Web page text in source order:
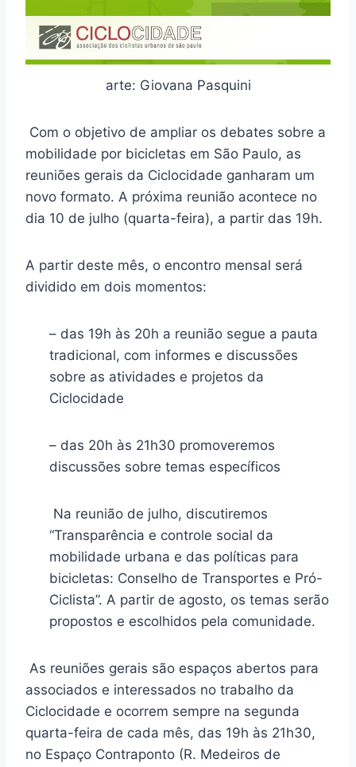
arte: Giovana Pasquini
Com o objetivo de ampliar os debates sobre a
mobilidade por bicicletas em São Paulo, as
reuniões gerais da Ciclocidade ganharam um
novo formato. A próxima reunião acontece no
dia 10 de julho (quarta-feira), a partir das 19h.
A partir deste mês, o encontro mensal será
dividido em dois momentos:
– das 19h às 20h a reunião segue a pauta
tradicional, com informes e discussões
sobre as atividades e projetos da
Ciclocidade
– das 20h às 21h30 promoveremos
discussões sobre temas específicos
Na reunião de julho, discutiremos
“Transparência e controle social da
mobilidade urbana e das políticas para
bicicletas: Conselho de Transportes e Pró-
Ciclista”. A partir de agosto, os temas serão
propostos e escolhidos pela comunidade.
As reuniões gerais são espaços abertos para
associados e interessados no trabalho da
Ciclocidade e ocorrem sempre na segunda
quarta-feira de cada mês, das 19h às 21h30,
no Espaço Contraponto (R. Medeiros de